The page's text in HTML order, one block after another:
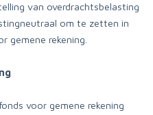
van overdrachtsbelasting
om te zetten in
gemene rekening.
voor gemene rekening